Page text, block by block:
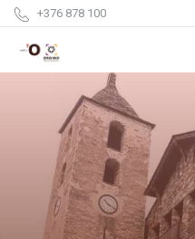
+376 878 100